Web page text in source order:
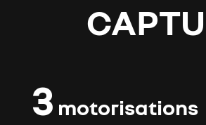
3 motorisations